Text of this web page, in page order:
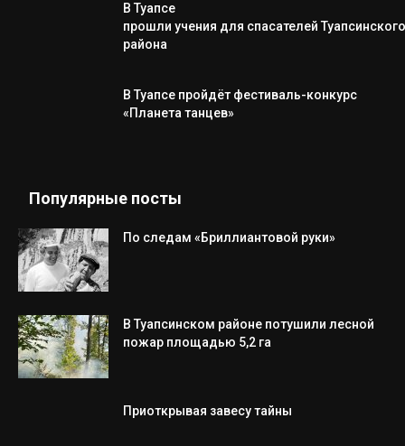
В Туапсе
прошли учения для спасателей Туапсинского
района
В Туапсе пройдёт фестиваль-конкурс
«Планета танцев»
Популярные посты
По следам «Бриллиантовой руки»
В Туапсинском районе потушили лесной
пожар площадью 5,2 га
Приоткрывая завесу тайны